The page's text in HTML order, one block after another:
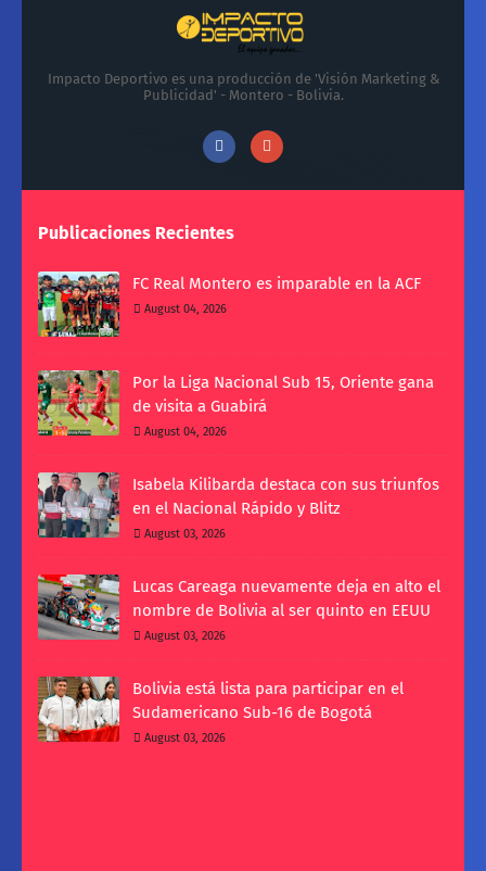
Impacto Deportivo es una producción de 'Visión Marketing &
Publicidad' - Montero - Bolivia.
Publicaciones Recientes
FC Real Montero es imparable en la ACF
August 04, 2026
Por la Liga Nacional Sub 15, Oriente gana
de visita a Guabirá
August 04, 2026
Isabela Kilibarda destaca con sus triunfos
en el Nacional Rápido y Blitz
August 03, 2026
Lucas Careaga nuevamente deja en alto el
nombre de Bolivia al ser quinto en EEUU
August 03, 2026
Bolivia está lista para participar en el
Sudamericano Sub-16 de Bogotá
August 03, 2026